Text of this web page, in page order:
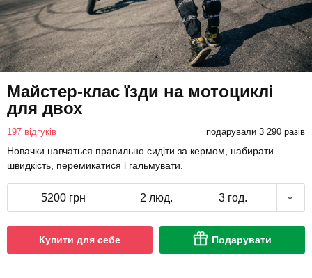
Майстер-клас їзди на мотоциклі
для двох
197 відгуків подарували 3 290 разів
Новачки навчаться правильно сидіти за кермом, набирати
швидкість, перемикатися і гальмувати.
5200 грн 2 люд. 3 год.
Купити для себе Подарувати